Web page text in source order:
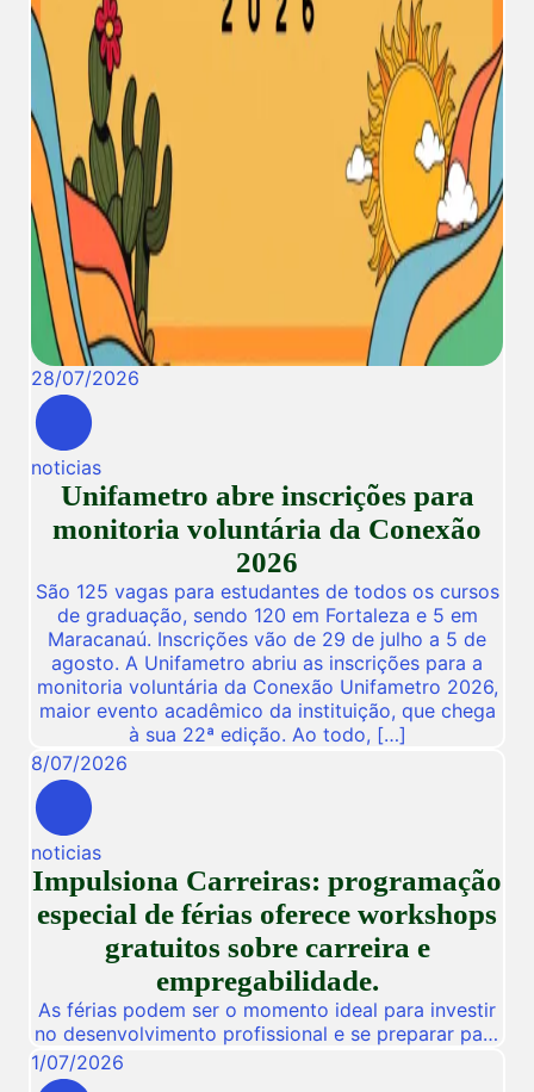
28/07/2026
noticias
Unifametro abre inscrições para
monitoria voluntária da Conexão
2026
São 125 vagas para estudantes de todos os cursos
de graduação, sendo 120 em Fortaleza e 5 em
Maracanaú. Inscrições vão de 29 de julho a 5 de
agosto. A Unifametro abriu as inscrições para a
monitoria voluntária da Conexão Unifametro 2026,
maior evento acadêmico da instituição, que chega
à sua 22ª edição. Ao todo, […]
8/07/2026
noticias
Impulsiona Carreiras: programação
especial de férias oferece workshops
gratuitos sobre carreira e
empregabilidade.
As férias podem ser o momento ideal para investir
no desenvolvimento profissional e se preparar para
novas oportunidades no mercado de trabalho.
Pensando nisso, a Unifametro Carreiras promoverá,
1/07/2026